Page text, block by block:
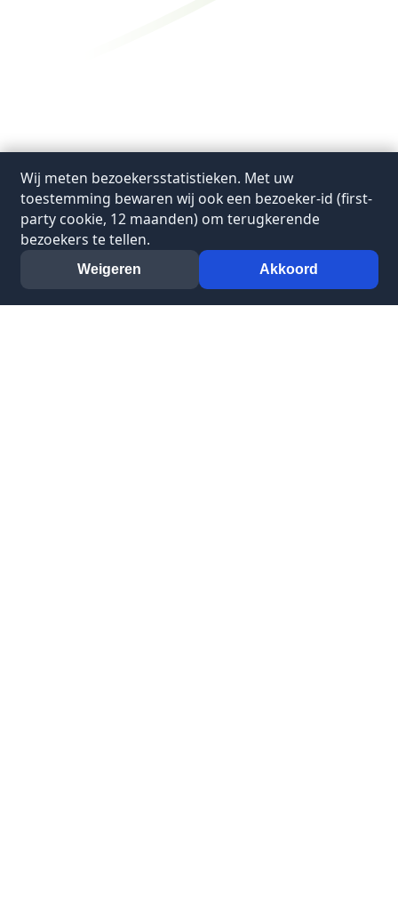
Wij meten bezoekersstatistieken. Met uw
toestemming bewaren wij ook een bezoeker-id (first-
party cookie, 12 maanden) om terugkerende
bezoekers te tellen.
Weigeren Akkoord